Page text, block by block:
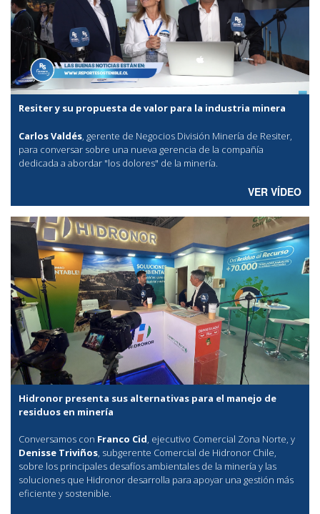
Resiter y su propuesta de valor para la industria minera
Carlos Valdés, gerente de Negocios División Minería de Resiter,
para conversar sobre una nueva gerencia de la compañía
dedicada a abordar "los dolores" de la minería.
VER VÍDEO
Hidronor presenta sus alternativas para el manejo de
residuos en minería
Conversamos con Franco Cid, ejecutivo Comercial Zona Norte, y
Denisse Triviños, subgerente Comercial de Hidronor Chile,
sobre los principales desafíos ambientales de la minería y las
soluciones que Hidronor desarrolla para apoyar una gestión más
eficiente y sostenible.